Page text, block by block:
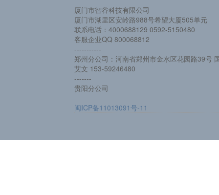
厦门市智谷科技有限公司
厦门市湖里区安岭路988号希望大厦505单元
联系电话：4000688129 0592-5150480
客服企业QQ 800068812
-----------
郑州分公司：河南省郑州市金水区花园路39号
艾文 153-59246480
-------
贵阳分公司
闽ICP备11013091号-11